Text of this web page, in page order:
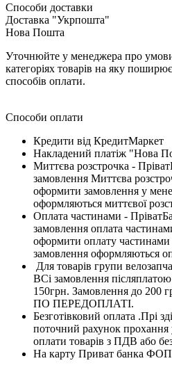
Способи доставки
Доставка "Укрпошта"
Нова Пошта
Уточнюйте у менеджера про умови
категоріях товарів на яку
способів оплати.
Способи оплати
Кредити від КредитМаркет
Накладений платіж "Нова
Миттєва розстрочка -
замовлення Миттєва
оформити замовлення у
оформляються миттєвої
Оплата частинами -
замовлення оплата
оформити оплату
замовлення оформляються
Для товарів групи
ВСі замовлення
150грн. Замовлення до 200
ПО ПЕРЕДОПЛАТІ.
Безготівковий оплата .Прі
поточний рахунок
оплати товарів з ПДВ або
На карту Приват банка ФОП